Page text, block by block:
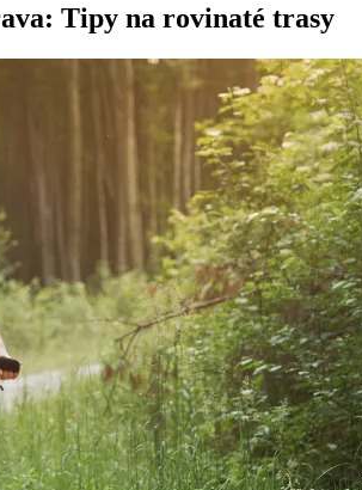
Tipy na rovinaté trasy